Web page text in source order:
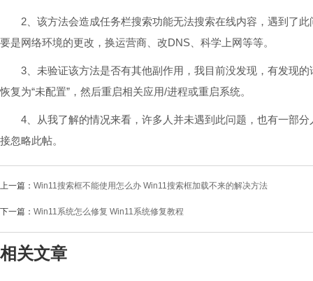
2、该方法会造成任务栏搜索功能无法搜索在线内容，遇到了此
要是网络环境的更改，换运营商、改DNS、科学上网等等。
3、未验证该方法是否有其他副作用，我目前没发现，有发现的
恢复为“未配置”，然后重启相关应用/进程或重启系统。
4、从我了解的情况来看，许多人并未遇到此问题，也有一部分
接忽略此帖。
上一篇： Win11搜索框不能使用怎么办 Win11搜索框加载不来的解决方法
下一篇： Win11系统怎么修复 Win11系统修复教程
相关文章